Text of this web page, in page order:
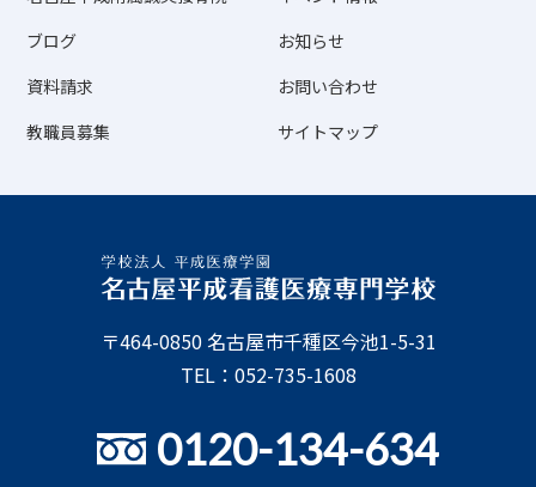
ブログ
お知らせ
資料請求
お問い合わせ
教職員募集
サイトマップ
〒464-0850 名古屋市千種区今池1-5-31
TEL：052-735-1608
0120-134-634